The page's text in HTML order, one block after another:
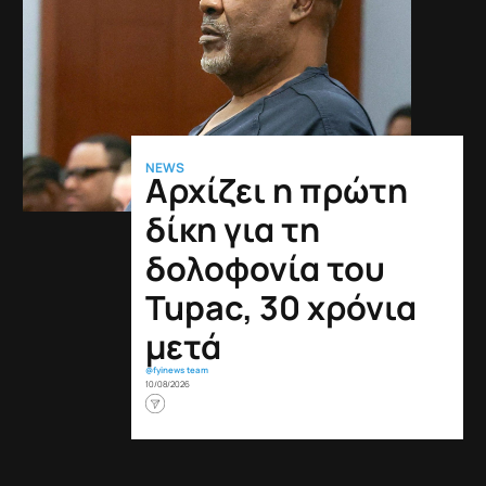
Αρχίζει η πρώτη
δίκη για τη
δολοφονία του
Tupac, 30 χρόνια
μετά
@fyinews team
10/08/2026